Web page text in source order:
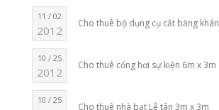
11 / 02
2012 Cho thuê bộ dụng cụ cắt băng
10 / 25
2012 Cho thuê cổng hơi sự kiện 6m x 3m
10 / 25
Cho thuê nhà bạt Lễ tân 3m x 3m